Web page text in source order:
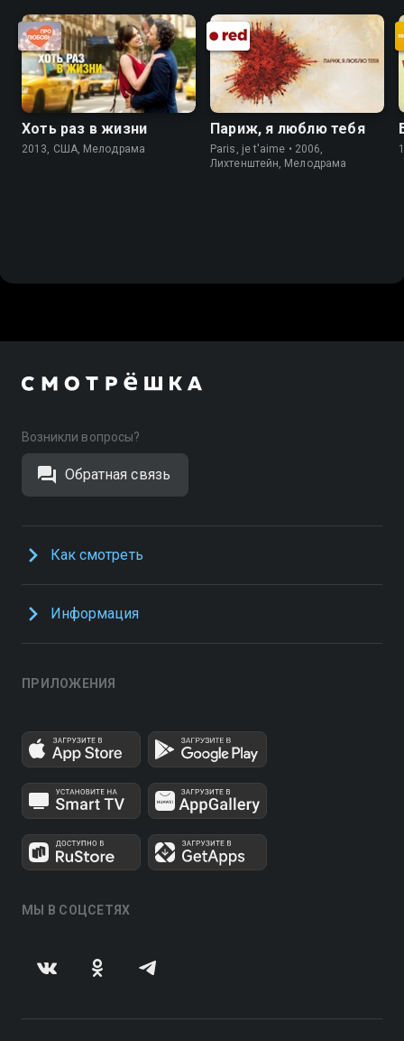
Хоть раз в жизни
2013, США, Мелодрама
Париж, я люблю тебя
Paris, je t'aime • 2006,
Лихтенштейн, Мелодрама
Возникли вопросы?
Обратная связь
Как смотреть
Информация
ПРИЛОЖЕНИЯ
МЫ В СОЦСЕТЯХ